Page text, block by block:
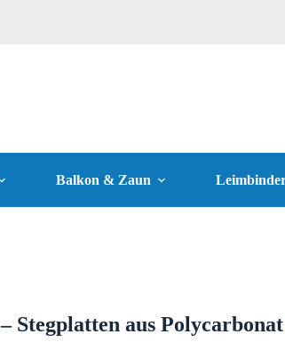
Balkon & Zaun
Stegplatten aus